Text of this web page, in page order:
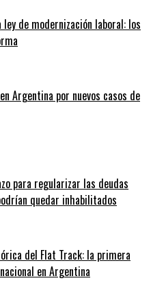
ley de modernización laboral: los
Argentina por nuevos casos de
para regularizar las deudas
quedar inhabilitados
del Flat Track: la primera
en Argentina